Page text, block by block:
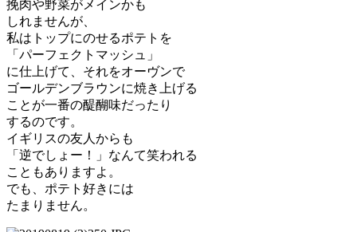
挽肉や野菜がメインかも
しれませんが、
私はトップにのせるポテトを
「パーフェクトマッシュ」
に仕上げて、それをオーヴンで
ゴールデンブラウンに焼き上げる
ことが一番の醍醐味だったり
するのです。
イギリスの友人からも
「逆でしょー！」なんて笑われる
こともありますよ。
でも、ポテト好きには
たまりません。